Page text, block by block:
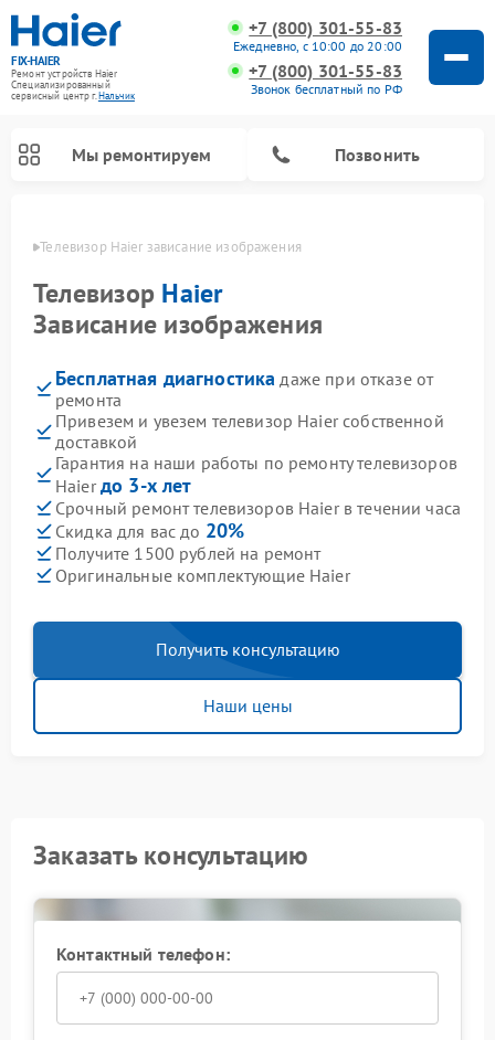
FIX-HAIER
Ремонт устройств Haier
Специализированный
cервисный центр г.Нальчик
+7 (800) 301-55-83
Ежедневно, с 10:00 до 20:00
+7 (800) 301-55-83
Звонок бесплатный по РФ
Мы ремонтируем Позвонить
Телевизор Haier зависание изображения
Телевизор Haier
Зависание изображения
Бесплатная диагностика даже при отказе от
ремонта
Привезем и увезем телевизор Haier собственной
доставкой
Гарантия на наши работы по ремонту телевизоров
Haierдо 3-х лет
Срочный ремонт телевизоров Haier в течении часа
Скидка для вас до 20%
Получите 1500 рублей на ремонт
Оригинальные комплектующие Haier
Получить консультацию
Наши цены
Заказать консультацию
Контактный телефон: